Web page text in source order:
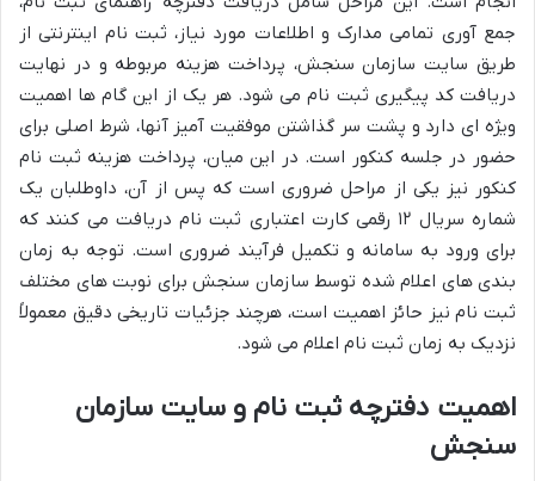
جمع آوری تمامی مدارک و اطلاعات مورد نیاز، ثبت نام اینترنتی از
طریق سایت سازمان سنجش، پرداخت هزینه مربوطه و در نهایت
دریافت کد پیگیری ثبت نام می شود. هر یک از این گام ها اهمیت
ویژه ای دارد و پشت سر گذاشتن موفقیت آمیز آنها، شرط اصلی برای
حضور در جلسه کنکور است. در این میان، پرداخت هزینه ثبت نام
کنکور نیز یکی از مراحل ضروری است که پس از آن، داوطلبان یک
شماره سریال ۱۲ رقمی کارت اعتباری ثبت نام دریافت می کنند که
برای ورود به سامانه و تکمیل فرآیند ضروری است. توجه به زمان
بندی های اعلام شده توسط سازمان سنجش برای نوبت های مختلف
ثبت نام نیز حائز اهمیت است، هرچند جزئیات تاریخی دقیق معمولاً
نزدیک به زمان ثبت نام اعلام می شود.
اهمیت دفترچه ثبت نام و سایت سازمان
سنجش